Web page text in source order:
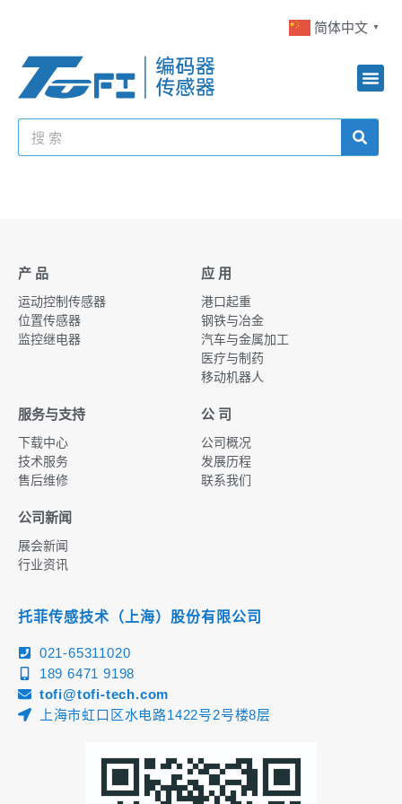
简体中文 ▼
产 品
运动控制传感器
位置传感器
监控继电器
应 用
港口起重
钢铁与冶金
汽车与金属加工
医疗与制药
移动机器人
服务与支持
下载中心
技术服务
售后维修
公 司
公司概况
发展历程
联系我们
公司新闻
展会新闻
行业资讯
托菲传感技术（上海）股份有限公司
021-65311020
189 6471 9198
tofi@tofi-tech.com
上海市虹口区水电路1422号2号楼8层